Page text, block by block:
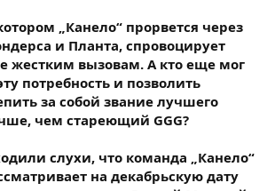
„Канело“ прорвется через
и Планта, спровоцирует
жестким вызовам. А кто еще мог
потребность и позволить
за собой звание лучшего
чем стареющий GGG?
слухи, что команда „Канело“
на декабрьскую дату